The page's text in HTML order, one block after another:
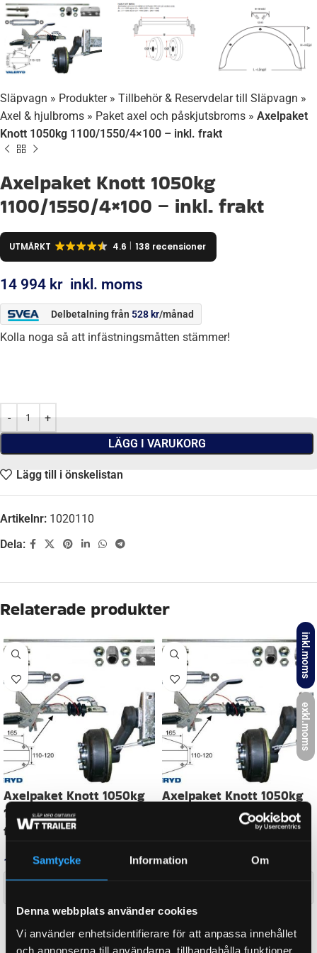
Samtycke Information Om
Denna webbplats använder cookies
Vi använder enhetsidentifierare för att anpassa innehållet
och annonserna till användarna, tillhandahålla funktioner
inkl.moms
exkl.moms
Släpvagn » Produkter» Tillbehör & Reservdelar till Släpvagn »
Axel & hjulbroms » Paket axel och påskjutsbroms » Axelpaket
Knott 1050kg 1100/1550/4×100 – inkl. frakt
Axelpaket Knott 1050kg
1100/1550/4×100 – inkl. frakt
UTMÄRKT 4.6 138 recensioner
14 994 kr inkl. moms
Delbetalning från 528 kr/månad
Kolla noga så att infästningsmåtten stämmer!
LÄGG I VARUKORG
Lägg till i önskelistan
Artikelnr: 1020110
Dela:
Beskrivning
1550 mm
AXEL BROMSAD Ja
AXEL A-MÅTT 1100 mm
TOTALVIKT
BULTCIRKEL
WEIGHT 59,2 kg